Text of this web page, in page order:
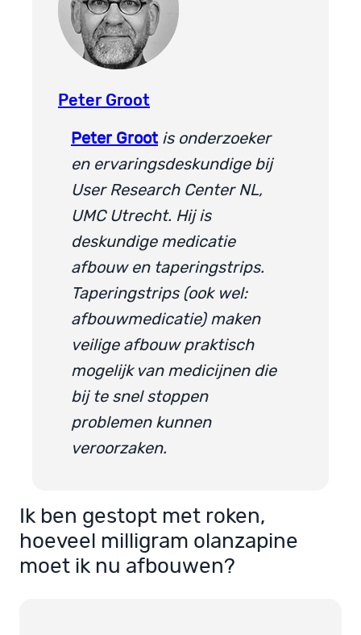
Peter Groot
Peter Groot is onderzoeker
en ervaringsdeskundige bij
User Research Center NL,
UMC Utrecht. Hij is
deskundige medicatie
afbouw en taperingstrips.
Taperingstrips (ook wel:
afbouwmedicatie) maken
veilige afbouw praktisch
mogelijk van medicijnen die
bij te snel stoppen
problemen kunnen
veroorzaken.
Ik ben gestopt met roken,
hoeveel milligram olanzapine
moet ik nu afbouwen?